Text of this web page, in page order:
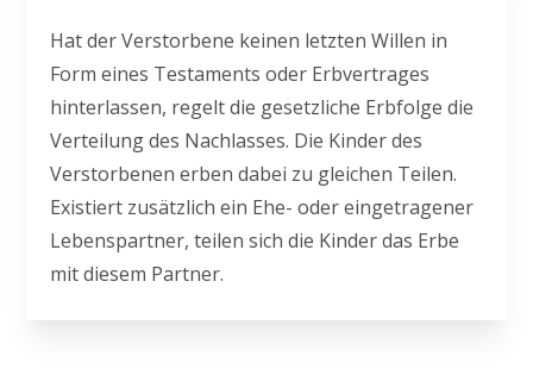
Hat der Verstorbene keinen letzten Willen in
Form eines Testaments oder Erbvertrages
hinterlassen, regelt die gesetzliche Erbfolge die
Verteilung des Nachlasses. Die Kinder des
Verstorbenen erben dabei zu gleichen Teilen.
Existiert zusätzlich ein Ehe- oder eingetragener
Lebenspartner, teilen sich die Kinder das Erbe
mit diesem Partner.